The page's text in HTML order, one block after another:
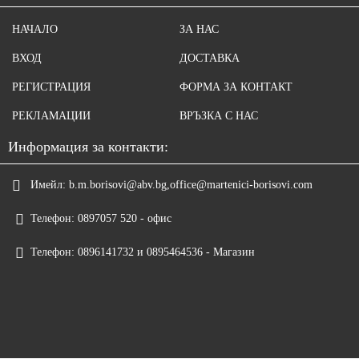
НАЧАЛО
ВХОД
РЕГИСТРАЦИЯ
РЕКЛАМАЦИИ
ЗА НАС
ДОСТАВКА
ФОРМА ЗА КОНТАКТ
ВРЪЗКА С НАС
Информация за контакти:
Имейл: b.m.borisovi@abv.bg,office@martenici-borisovi.com
Телефон: 0897057 520 - офис
Телефон: 0896141732 и 0895464536 - Магазин